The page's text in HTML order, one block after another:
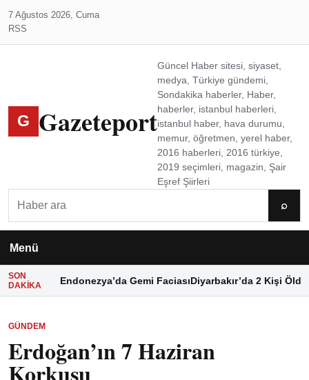
7 Ağustos 2026, Cuma
RSS
G Gazeteport
Güncel Haber sitesi, siyaset,
medya, Türkiye gündemi,
Sondakika haberler, Haber,
haberler, istanbul haberleri,
istanbul haber, hava durumu,
memur, öğretmen, yerel haber,
2016 haberleri, 2016 türkiye,
2019 seçimleri, magazin, Şair
Eşref Şiirleri
⌕
Menü
SON
DAKIKA
Endonezya’da Gemi FaciasıDiyarbakır’da 2 Kişi Öldü
GÜNDEM
Erdoğan’ın 7 Haziran
Korkusu